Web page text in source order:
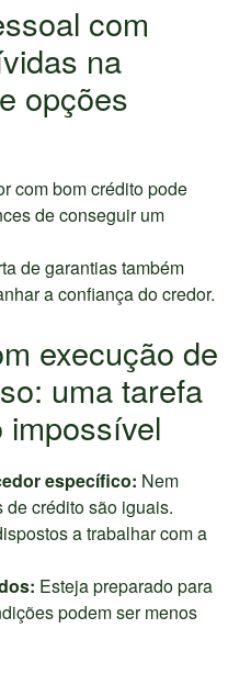
com
na
opções
com bom crédito pode
de conseguir um
de garantias também
a confiança do credor.
execução de
uma tarefa
impossível
específico: Nem
crédito são iguais.
a trabalhar com a
Esteja preparado para
podem ser menos